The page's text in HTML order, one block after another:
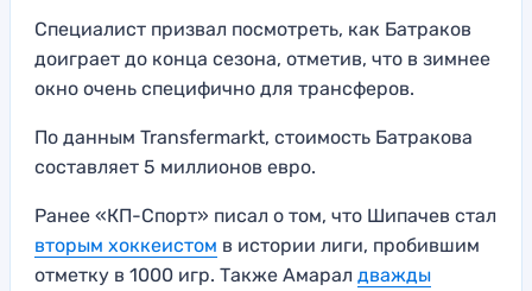
Специалист призвал посмотреть, как Батраков
доиграет до конца сезона, отметив, что в зимнее
окно очень специфично для трансферов.
По данным Transfermarkt, стоимость Батракова
составляет 5 миллионов евро.
Ранее «КП-Спорт» писал о том, что Шипачев стал
вторым хоккеистом в истории лиги, пробившим
отметку в 1000 игр. Также Амарал дважды